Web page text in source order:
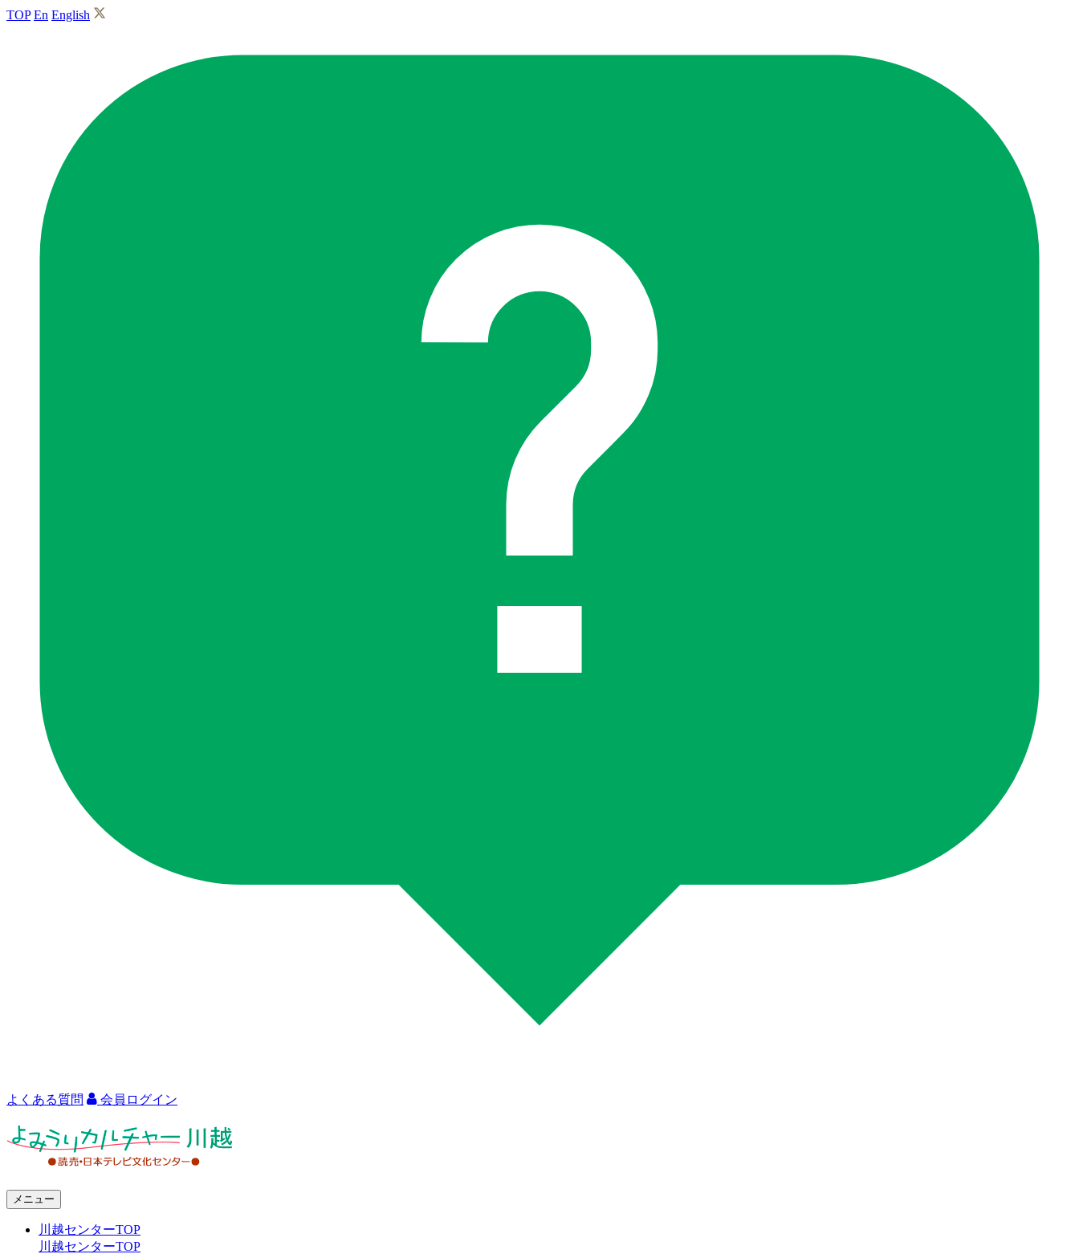
TOP En English
よくある質問 会員ログイン
メニュー
川越センターTOP
川越センターTOP